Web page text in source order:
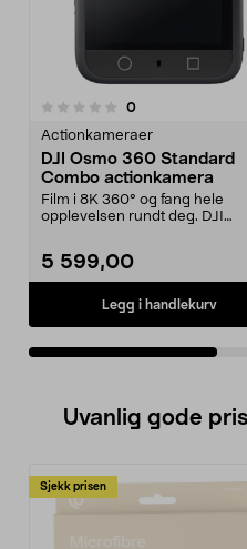
0anmeldelser
Actionkameraer
DJI Osmo 360 Standard
Combo actionkamera
Film i 8K 360° og fang hele
opplevelsen rundt deg. DJI
5 599,00
Legg i handlekurv
0.0 av 5 stjerner
Uvanlig gode
Sjekk prisen